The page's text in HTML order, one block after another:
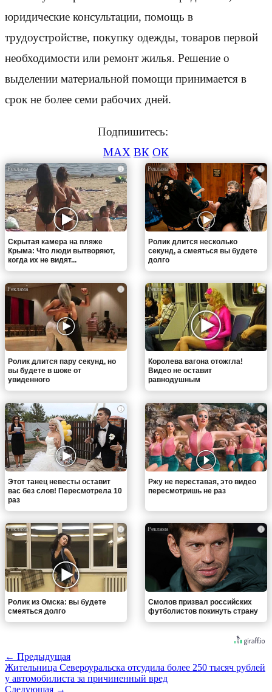
юридические консультации, помощь в
трудоустройстве, покупку одежды, товаров первой
необходимости или ремонт жилья. Решение о
выделении материальной помощи принимается в
срок не более семи рабочих дней.
Подпишитесь:
MAX ВК ОК
i
Скрытая камера на пляже
Крыма: Что люди вытворяют,
когда их не видят...
i
Ролик длится несколько
секунд, а смеяться вы будете
долго
i
Ролик длится пару секунд, но
вы будете в шоке от
увиденного
i
Королева вагона отожгла!
Видео не оставит
равнодушным
i
Этот танец невесты оставит
вас без слов! Пересмотрела 10
раз
i
Ржу не переставая, это видео
пересмотришь не раз
i
Ролик из Омска: вы будете
смеяться долго
i
Смолов призвал российских
футболистов покинуть страну
← Предыдущая
Жительница Североуральска отсудила более 250 тысяч рублей
у автомобилиста за причиненный вред
Следующая →